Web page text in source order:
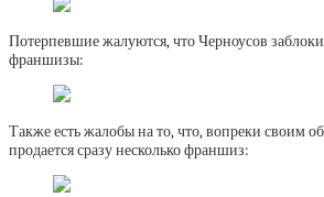
Потерпевшие жалуются, что Черноусов
франшизы:
Также есть жалобы на то, что, вопреки своим
продается сразу несколько франшиз: